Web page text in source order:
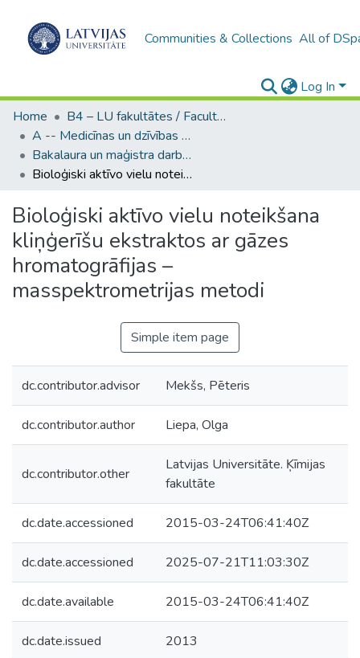
Communities & Collections All of
Log In
Home
B4 – LU fakultātes / Faculties of the UL
A -- Medicīnas un dzīvības zinātņu fakultāte / Faculty of Medicine and Life Sciences
Bakalaura un maģistra darbi (MDZF) / Bachelor's and Master's theses
Bioloģiski aktīvo vielu noteikšana kliņģerīšu ekstraktos ar gāzes hromatogrāfijas – masspektrometrijas metodi
Bioloģiski aktīvo vielu noteikšana
kliņģerīšu ekstraktos ar gāzes
hromatogrāfijas –
masspektrometrijas metodi
Simple item page
dc.contributor.advisor Mekšs, Pēteris
dc.contributor.author Liepa, Olga
dc.contributor.other
Latvijas Universitāte. Ķīmijas
fakultāte
dc.date.accessioned 2015-03-24T06:41:40Z
dc.date.accessioned 2025-07-21T11:03:30Z
dc.date.available 2015-03-24T06:41:40Z
dc.date.issued 2013